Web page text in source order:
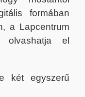
formában
a Lapcentrum
olvashatja el
két egyszerű